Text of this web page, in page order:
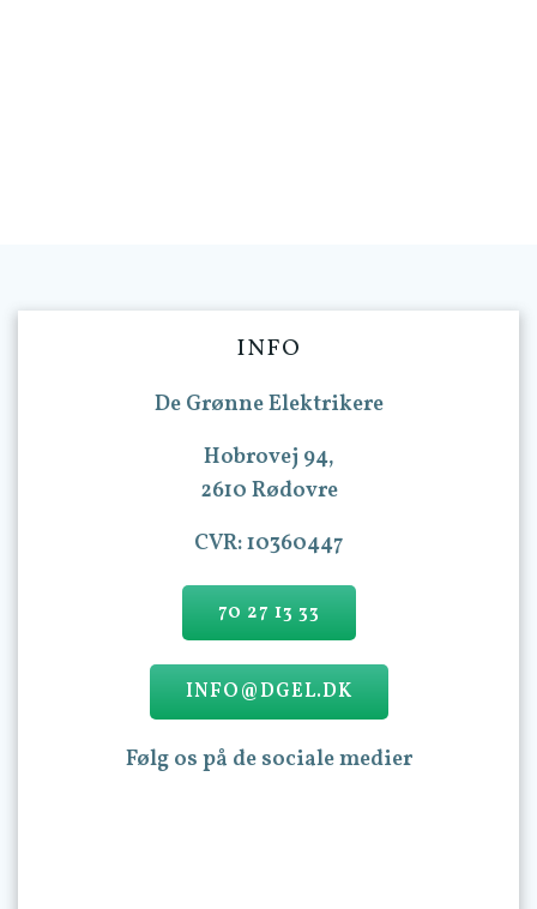
INFO
De Grønne Elektrikere
Hobrovej 94,
2610 Rødovre
CVR: 10360447
70 27 13 33
INFO@DGEL.DK
Følg os på de sociale medier